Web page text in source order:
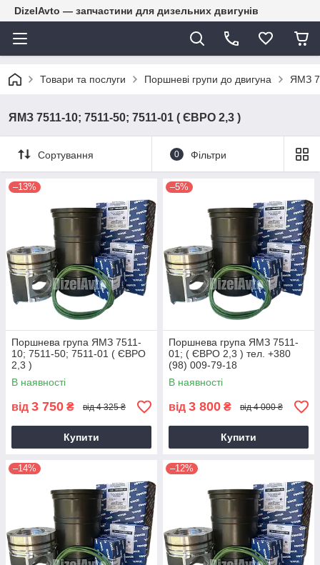
DizelAvto — запчастини для дизельних двигунів
Товари та послуги Поршневі групи до двигуна ЯМЗ
ЯМЗ 7511-10; 7511-50; 7511-01 ( ЄВРО 2,3 )
Сортування 0 Фільтри
–13%
Поршнева група ЯМЗ 7511-
10; 7511-50; 7511-01 ( ЄВРО
2,3 )
В наявності
від 3 750 ₴ від 4 325 ₴
Купити
–5%
Поршнева група ЯМЗ 7511-
01; ( ЄВРО 2,3 ) тел. +380
(98) 009-79-18
В наявності
від 3 800 ₴ від 4 000 ₴
Купити
–14% –12%